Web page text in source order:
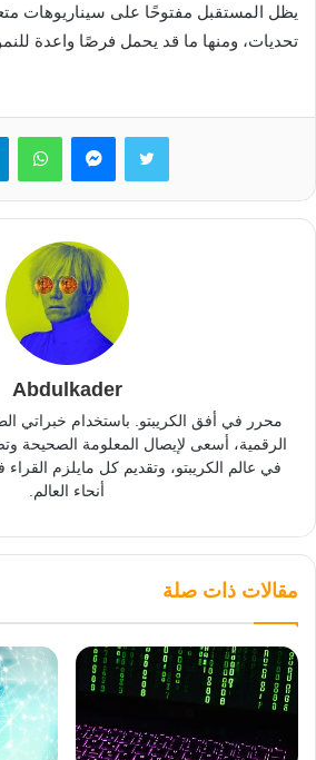
يظل المستقبل مفتوحًا على سيناريوهات
تحديات، ومنها ما قد يحمل فرصًا واعدة للنمو
تويتر ماسنجر
Abdulkader
محرر في أفق الكريبتو. باستخدام خبراتي
الرقمية، أسعى لإيصال المعلومة الصحيحة
في عالم الكريبتو، وتقديم كل مايلزم
أنحاء العالم.
مقالات ذات صلة